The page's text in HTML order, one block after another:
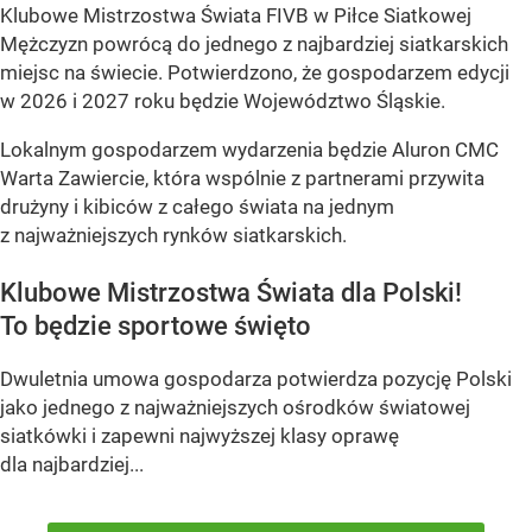
Klubowe Mistrzostwa Świata FIVB w Piłce Siatkowej
Mężczyzn powrócą do jednego z najbardziej siatkarskich
miejsc na świecie. Potwierdzono, że gospodarzem edycji
w 2026 i 2027 roku będzie Województwo Śląskie.
Lokalnym gospodarzem wydarzenia będzie Aluron CMC
Warta Zawiercie, która wspólnie z partnerami przywita
drużyny i kibiców z całego świata na jednym
z najważniejszych rynków siatkarskich.
Klubowe Mistrzostwa Świata dla Polski!
To będzie sportowe święto
Dwuletnia umowa gospodarza potwierdza pozycję Polski
jako jednego z najważniejszych ośrodków światowej
siatkówki i zapewni najwyższej klasy oprawę
dla najbardziej...